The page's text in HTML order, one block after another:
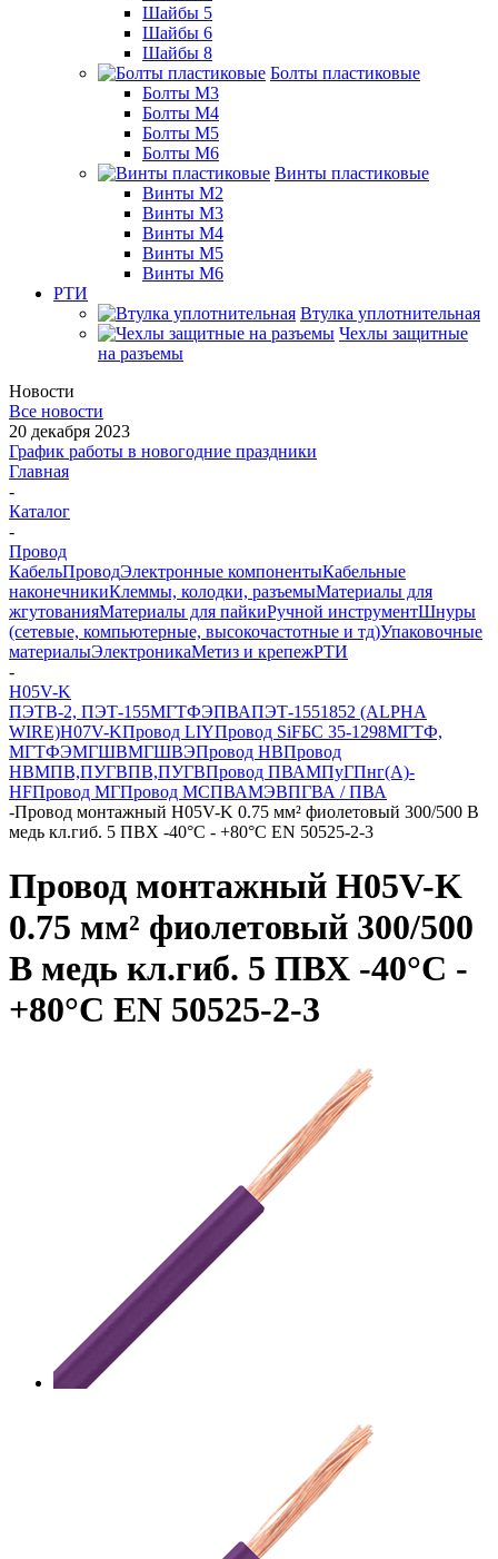
Шайбы 5
Шайбы 6
Шайбы 8
Болты пластиковые
Болты М3
Болты М4
Болты М5
Болты М6
Винты пластиковые
Винты М2
Винты М3
Винты М4
Винты М5
Винты М6
РТИ
Втулка уплотнительная
Чехлы защитные
на разъемы
Новости
Все новости
20 декабря 2023
График работы в новогодние праздники
Главная
-
Каталог
-
Провод
КабельПроводЭлектронные компонентыКабельные
наконечникиКлеммы, колодки, разъемыМатериалы для
жгутованияМатериалы для пайкиРучной инструментШнуры
(сетевые, компьютерные, высокочастотные и тд)Упаковочные
материалыЭлектроникаМетиз и крепежРТИ
-
H05V-K
ПЭТВ-2, ПЭТ-155МГТФЭПВАПЭТ-1551852 (ALPHA
WIRE)H07V-KПровод LIYПровод SiFБС 35-1298МГТФ,
МГТФЭМГШВМГШВЭПровод НВПровод
НВМПВ,ПУГВПВ,ПУГВПровод ПВАМПуГПнг(A)-
HFПровод МГПровод МСПВАМЭВПГВА / ПВА
-Провод монтажный H05V-K 0.75 мм² фиолетовый 300/500 В
медь кл.гиб. 5 ПВХ -40°C - +80°C EN 50525-2-3
Провод монтажный H05V-K
0.75 мм² фиолетовый 300/500
В медь кл.гиб. 5 ПВХ -40°C -
+80°C EN 50525-2-3